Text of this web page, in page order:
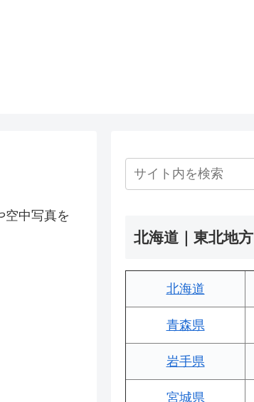
空中写真を
北海道｜東北地方
北海道
青森県
岩手県
宮城県